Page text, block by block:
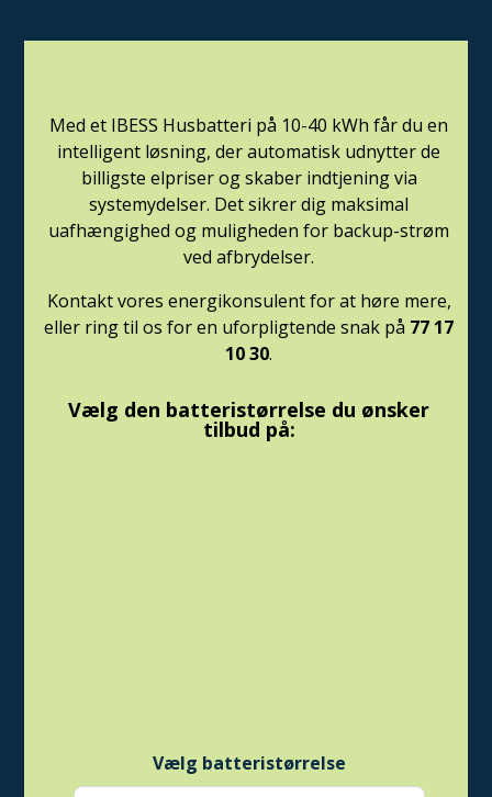
Med et IBESS Husbatteri på 10-40 kWh får du en
intelligent løsning, der automatisk udnytter de
billigste elpriser og skaber indtjening via
systemydelser. Det sikrer dig maksimal
uafhængighed og muligheden for backup-strøm
ved afbrydelser.
Kontakt vores energikonsulent for at høre mere,
eller ring til os for en uforpligtende snak på 77 17
10 30.
Vælg den batteristørrelse du ønsker
tilbud på:
Vælg batteristørrelse